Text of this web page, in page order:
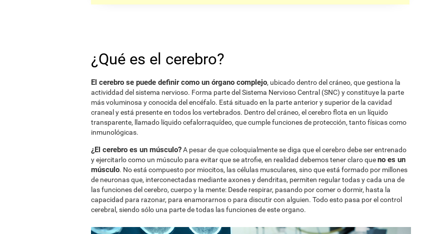
¿Qué es el cerebro?
El cerebro se puede definir como un órgano complejo, ubicado dentro del cráneo, que gestiona la
actividdad del sistema nervioso. Forma parte del Sistema Nervioso Central (SNC) y constituye la parte
más voluminosa y conocida del encéfalo. Está situado en la parte anterior y superior de la cavidad
craneal y está presente en todos los vertebrados. Dentro del cráneo, el cerebro flota en un líquido
transparente, llamado líquido cefalorraquídeo, que cumple funciones de protección, tanto físicas como
inmunológicas.
¿El cerebro es un músculo?A pesar de que coloquialmente se diga que el cerebro debe ser entrenado
y ejercitarlo como un músculo para evitar que se atrofie, en realidad debemos tener claro queno es un
músculo. No está compuesto por miocitos, las células musculares, sino que está formado por millones
de neuronas que, interconectadas mediante axones y dendritas, permiten regular todas y cada una de
las funciones del cerebro, cuerpo y la mente: Desde respirar, pasando por comer o dormir, hasta la
capacidad para razonar, para enamorarnos o para discutir con alguien. Todo esto pasa por el control
cerebral, siendo sólo una parte de todas las funciones de este organo.